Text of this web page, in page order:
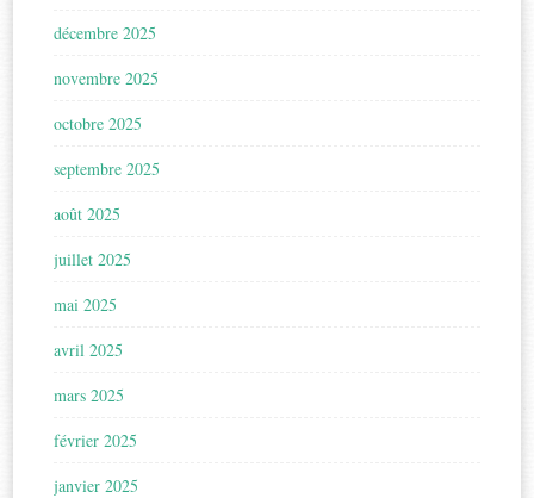
décembre 2025
novembre 2025
octobre 2025
septembre 2025
août 2025
juillet 2025
mai 2025
avril 2025
mars 2025
février 2025
janvier 2025